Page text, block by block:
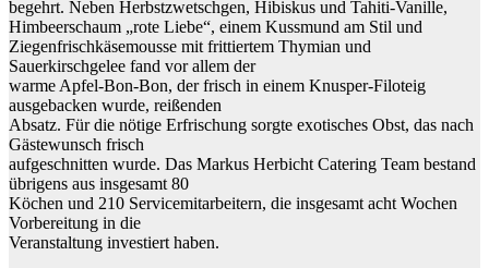
begehrt. Neben Herbstzwetschgen, Hibiskus und Tahiti-Vanille,
Himbeerschaum „rote Liebe“, einem Kussmund am Stil und
Ziegenfrischkäsemousse mit frittiertem Thymian und
Sauerkirschgelee fand vor allem der
warme Apfel-Bon-Bon, der frisch in einem Knusper-Filoteig
ausgebacken wurde, reißenden
Absatz. Für die nötige Erfrischung sorgte exotisches Obst, das nach
Gästewunsch frisch
aufgeschnitten wurde. Das Markus Herbicht Catering Team bestand
übrigens aus insgesamt 80
Köchen und 210 Servicemitarbeitern, die insgesamt acht Wochen
Vorbereitung in die
Veranstaltung investiert haben.